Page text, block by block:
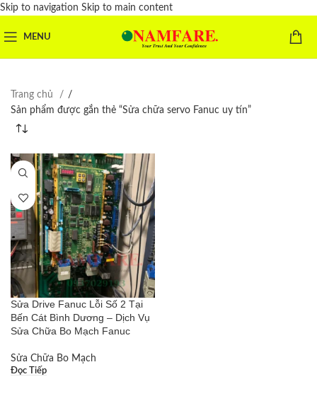
Skip to navigation Skip to main content
MENU
Trang chủ
/
Sản phẩm được gắn thẻ “Sửa chữa servo Fanuc uy tín”
Sửa Drive Fanuc Lỗi Số 2 Tại
Bến Cát Bình Dương – Dịch Vụ
Sửa Chữa Bo Mạch Fanuc
Sửa Chữa Bo Mạch
Đọc Tiếp